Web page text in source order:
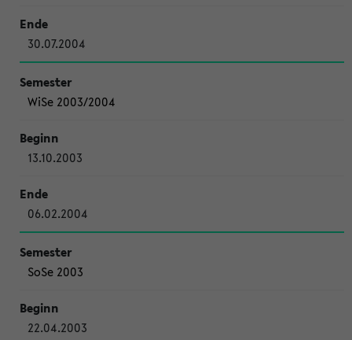
30.07.2004
WiSe 2003/2004
13.10.2003
06.02.2004
SoSe 2003
22.04.2003